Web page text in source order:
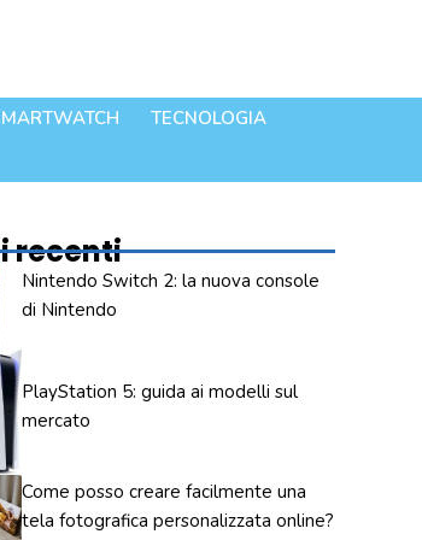
TECNOLOGIA
recenti
Nintendo Switch 2: la nuova console
di Nintendo
PlayStation 5: guida ai modelli sul
mercato
Come posso creare facilmente una
tela fotografica personalizzata online?